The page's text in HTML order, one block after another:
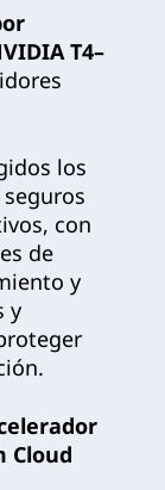
T4–
los
con
de
y
y
Cloud